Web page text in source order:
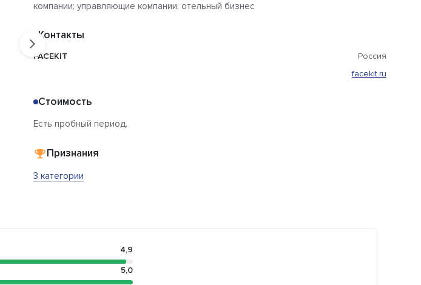
компании; управляющие компании; отельный бизнес
Контакты
FACEKIT
Россия
facekit.ru
Стоимость
Есть пробный период.
Признания
3 категории
4,9
5,0